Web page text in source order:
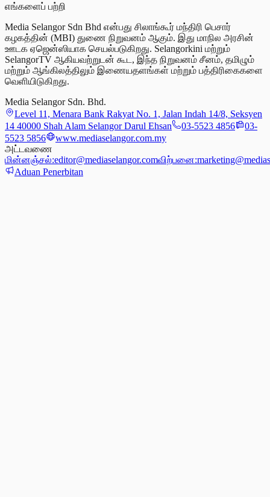
எங்களைப் பற்றி
Media Selangor Sdn Bhd என்பது சிலாங்கூர் மந்திரி பெசார்
கழகத்தின் (MBI) துணை நிறுவனம் ஆகும். இது மாநில அரசின்
ஊடக ஏஜென்ஸியாக செயல்படுகிறது. Selangorkini மற்றும்
SelangorTV ஆகியவற்றுடன் கூட, இந்த நிறுவனம் சீனம், தமிழும்
மற்றும் ஆங்கிலத்திலும் இணையதளங்கள் மற்றும் பத்திரிகைகளை
வெளியிடுகிறது.
Media Selangor Sdn. Bhd.
Level 11, Menara Bank Rakyat No. 1, Jalan Indah 14/8, Seksyen
14 40000 Shah Alam Selangor Darul Ehsan
03-5523 4856
03-
5523 5856
www.mediaselangor.com.my
அட்டவணை
மின்னஞ்சல்:editor@mediaselangor.comவிற்பனை:
Aduan Penerbitan